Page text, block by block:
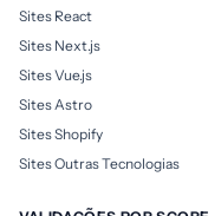
Sites React
Sites Next.js
Sites Vue.js
Sites Astro
Sites Shopify
Sites Outras Tecnologias